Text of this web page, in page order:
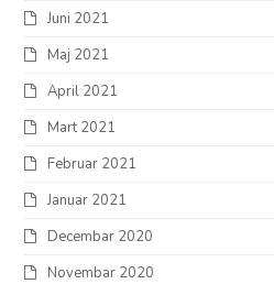
Juni 2021
Maj 2021
April 2021
Mart 2021
Februar 2021
Januar 2021
Decembar 2020
Novembar 2020